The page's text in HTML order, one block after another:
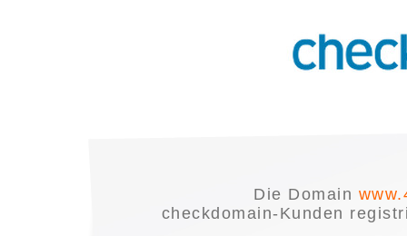
Die Domain
checkdomain-Kunden